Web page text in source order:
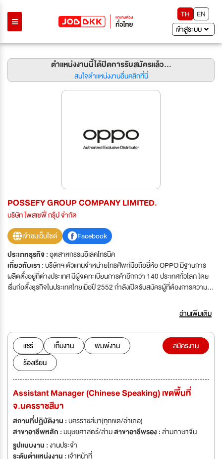
TH
EN
เข้าสู่ระบบ
ตำแหน่งงานนี้ได้ปิดการรับสมัครแล้ว...
สนใจตำแหน่งงานอื่นคลิกที่นี่
POSSEFY GROUP COMPANY LIMITED.
บริษัท โพสเซฟี่ กรุ๊ป จำกัด
เข้าชมเว็บไซต์
Facebook
ประเภทธุรกิจ :อุตสาหกรรมอิเลคโทรนิค
เกี่ยวกับเรา :บริษัทฯ ตัวแทนจำหน่ายโทรศัพท์มือถือยี่ห้อ OPPO มีฐานการ
ผลิตตั้งอยู่ที่ต่างประเทศ มีผู้จดทะเบียนการค้าอีกกว่า 140 ประเทศทั่วโลก โดย
เริ่มก่อตั้งธุรกิจในประเทศไทยเมื่อปี 2552 กำลังเปิดรับสมัครผู้ที่ต้องการความ
งานประจำกรุงเทพฯ และต่างจังหวัด เพื่อรองรับการขยายกิจการมากกว่า
1,000 สาขา ทั่วประเทศ ก้าวสู่การเป็นบริษัทมหาชน ไปพร้อมกัน มีเงินเดือน
ประจำทุกตำแหน่งและค่าคอมมิชชั่นตามผลงาน พร้อมสวัสดิการต่าง ๆ ขณะนี้
ทางบริษัทฯ OPPO ประเทศไทย ได้เปิดสาขาครบ 250 สาขา เป็นที่เรียบร้อยแล้ว
แต่ยังคงไม่พอกับความต้องการของผู้บริโภค ทางบริษัทฯ OPPO ประเทศไทย จึง
มีนโยบาย เพิ่มอีก 750 สาขาทั่วประเทศไทย และยังคงต้องการบุคลากร (ทั้ง PC
และ OFFICE )ที่มีคุณภาพ พร้อมปฏิบัติงานได้ทันที อีกกว่า 70 ตำแหน่ง ทั่วทั้ง
กรุงเทพและต่างจังหวัด เพื่อพร้อมรับการเติบโตของบริษัทอย่างรวดเร็วใน
อนาคต สำหรับฝ่ายขาย(PC) สถานที่ทำงาน : มีทุกเขตพื้นที่ในกรุงเทพ มีทุกภาค
ของต่างจังหวัด เลือกสถานที่ทำงานใกล้ที่พักได้ ไม่ต้องเดินทางไกล บริษัทฯ ได้
ปรับค่าแรงขั้นต่ำ 9,000 บาทต่อเดือน เป็นที่เรียบร้อยแล้ว ผู้สมัครที่ผ่านการ
สัมภาษณ์แล้ว ทางบริษัทฯ จะมีการฝึกอบรม และสอนวิธีการนำเสนอผลิตภัณฑ์
ของโทรศัพท์มือถือยี่ห้อ OPPO อย่างละเอียด ก่อนลงพื้นที่ขายจริง พร้อมมีพี่
เลี้ยงคอยสอนงาน
อ่านเพิ่มเติม
แชร์ เก็บงาน
พิมพ์งาน
ร้องเรียน
สมัครงาน
Assistant Manager (Chinese Speaking) เขตพื้นที่
จ.นครราชสีมา
สถานที่ปฏิบัติงาน :นครราชสีมา(ทุกเขต/อำเภอ)
สาขาอาชีพหลัก :มนุษยศาสตร์/ล่ามสาขาอาชีพรอง :ล่ามภาษาจีน
รูปแบบงาน :งานประจำ
ระดับตำแหน่งงาน : เจ้าหน้าที่